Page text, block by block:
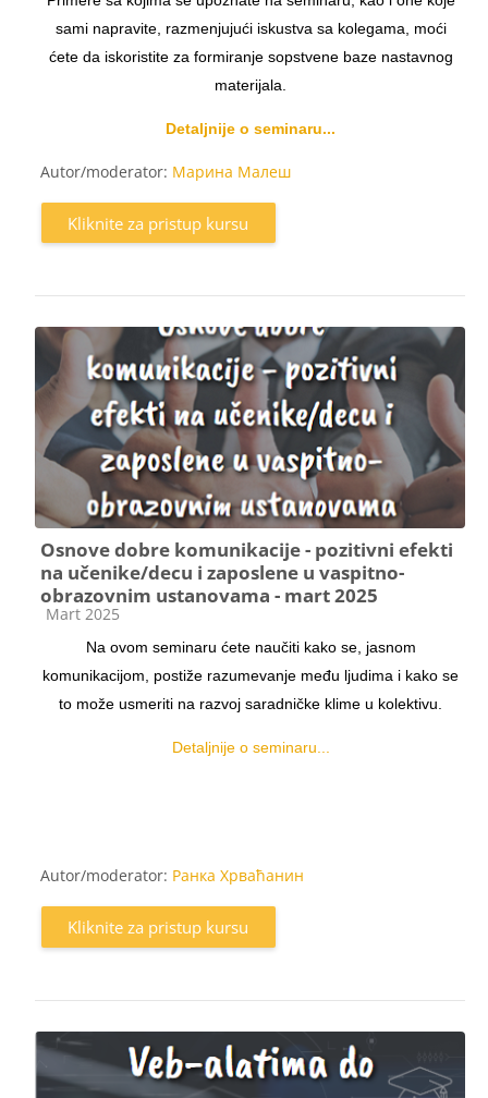
sami napravite, razmenjujući iskustva sa kolegama, moći
ćete da iskoristite za formiranje sopstvene baze nastavnog
materijala.
Detaljnije o seminaru...
Autor/moderator: Марина Малеш
Kliknite za pristup kursu
Osnove dobre komunikacije - pozitivni efekti
na učenike/decu i zaposlene u vaspitno-
obrazovnim ustanovama - mart 2025
Kategorija kursa
Mart 2025
Na ovom seminaru ćete naučiti kako se, jasnom
komunikacijom, postiže razumevanje među ljudima i kako se
to može usmeriti na razvoj saradničke klime u kolektivu.
Detaljnije o seminaru...
Autor/moderator: Ранка Хрваћанин
Kliknite za pristup kursu